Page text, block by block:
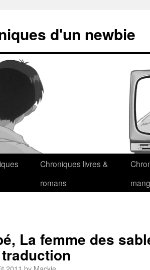
d'un newbie
Chroniques livres &
romans
La femme des